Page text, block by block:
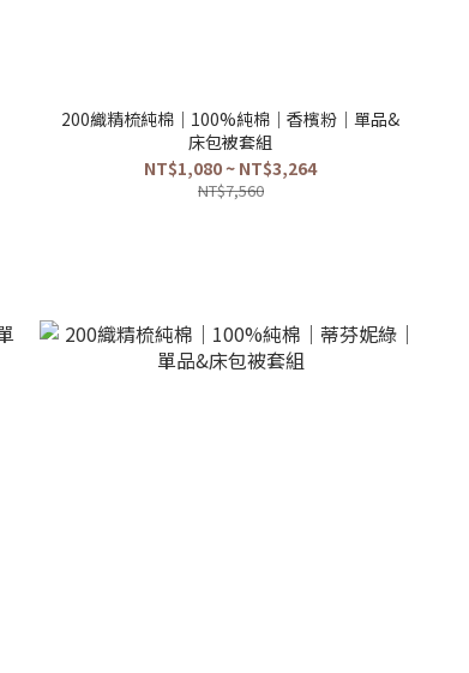
200織精梳純棉｜100%純棉｜香檳粉｜單品&
床包被套組
NT$1,080 ~ NT$3,264
NT$7,560